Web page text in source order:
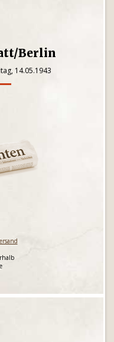
Berlin
14.05.1943